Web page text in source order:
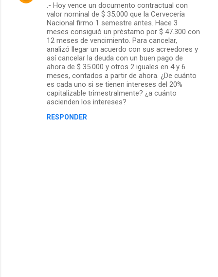
.- Hoy vence un documento contractual con
valor nominal de $ 35.000 que la Cervecería
Nacional firmo 1 semestre antes. Hace 3
meses consiguió un préstamo por $ 47.300 con
12 meses de vencimiento. Para cancelar,
analizó llegar un acuerdo con sus acreedores y
así cancelar la deuda con un buen pago de
ahora de $ 35.000 y otros 2 iguales en 4 y 6
meses, contados a partir de ahora. ¿De cuánto
es cada uno si se tienen intereses del 20%
capitalizable trimestralmente? ¿a cuánto
ascienden los intereses?
RESPONDER